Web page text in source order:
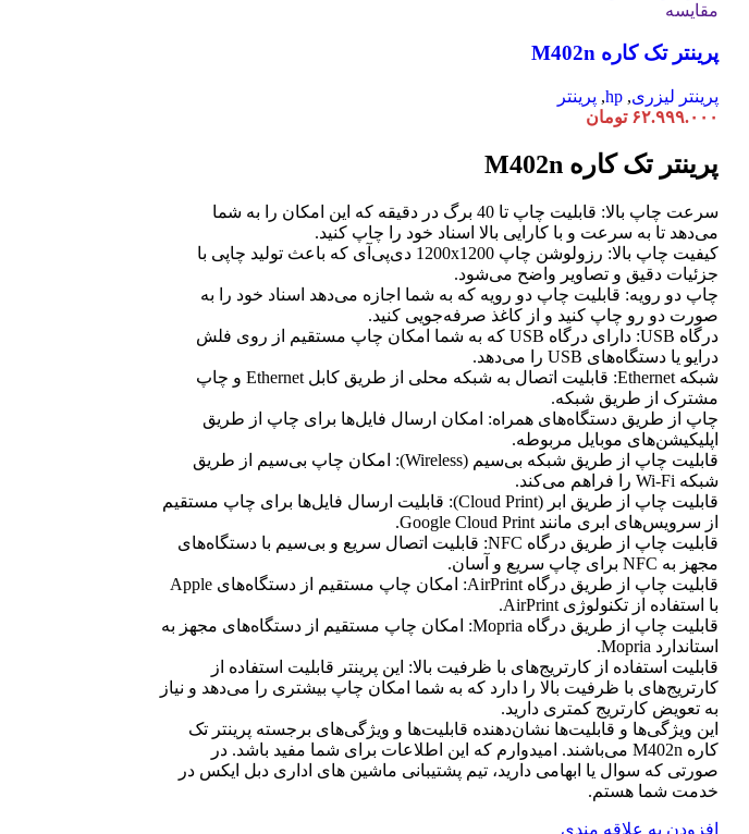
می
باشد.
گزینه
ها
است
در
محصول
انتخاب
شوند
مقایسه
پرینتر تک کاره M402n
پرینتر لیزری,
hp
, پرینتر
۶۲.۹۹۹.۰۰۰ تومان
پرینتر تک کاره M402n
سرعت چاپ بالا: قابلیت چاپ تا 40 برگ در دقیقه که این امکان را به شما
می‌دهد تا به سرعت و با کارایی بالا اسناد خود را چاپ کنید.
کیفیت چاپ بالا: رزولوشن چاپ 1200x1200 دی‌پی‌آی که باعث تولید چاپی با
جزئیات دقیق و تصاویر واضح می‌شود.
چاپ دو رویه: قابلیت چاپ دو رویه که به شما اجازه می‌دهد اسناد خود را به
صورت دو رو چاپ کنید و از کاغذ صرفه‌جویی کنید.
درگاه USB: دارای درگاه USB که به شما امکان چاپ مستقیم از روی فلش
درایو یا دستگاه‌های USB را می‌دهد.
شبکه Ethernet: قابلیت اتصال به شبکه محلی از طریق کابل Ethernet و چاپ
مشترک از طریق شبکه.
چاپ از طریق دستگاه‌های همراه: امکان ارسال فایل‌ها برای چاپ از طریق
اپلیکیشن‌های موبایل مربوطه.
قابلیت چاپ از طریق شبکه بی‌سیم (Wireless): امکان چاپ بی‌سیم از طریق
شبکه Wi-Fi را فراهم می‌کند.
قابلیت چاپ از طریق ابر (Cloud Print): قابلیت ارسال فایل‌ها برای چاپ مستقیم
از سرویس‌های ابری مانند Google Cloud Print.
قابلیت چاپ از طریق درگاه NFC: قابلیت اتصال سریع و بی‌سیم با دستگاه‌های
مجهز به NFC برای چاپ سریع و آسان.
قابلیت چاپ از طریق درگاه AirPrint: امکان چاپ مستقیم از دستگاه‌های Apple
با استفاده از تکنولوژی AirPrint.
قابلیت چاپ از طریق درگاه Mopria: امکان چاپ مستقیم از دستگاه‌های مجهز به
استاندارد Mopria.
قابلیت استفاده از کارتریج‌های با ظرفیت بالا: این پرینتر قابلیت استفاده از
کارتریج‌های با ظرفیت بالا را دارد که به شما امکان چاپ بیشتری را می‌دهد و نیاز
به تعویض کارتریج کمتری دارید.
این ویژگی‌ها و قابلیت‌ها نشان‌دهنده قابلیت‌ها و ویژگی‌های برجسته پرینتر تک
کاره M402n می‌باشند. امیدوارم که این اطلاعات برای شما مفید باشد. در
صورتی که سوال یا ابهامی دارید، تیم پشتیبانی ماشین های اداری دبل ایکس در
خدمت شما هستم.
افزودن به علاقه مندی